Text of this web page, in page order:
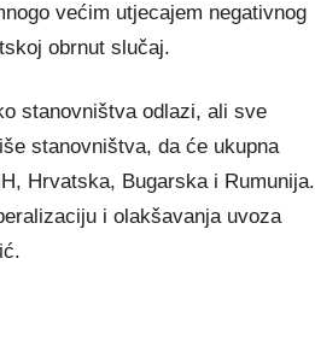
većim utjecajem negativnog
obrnut slučaj.
stanovništva odlazi, ali sve
stanovništva, da će ukupna
Hrvatska, Bugarska i Rumunija.
i olakšavanja uvoza